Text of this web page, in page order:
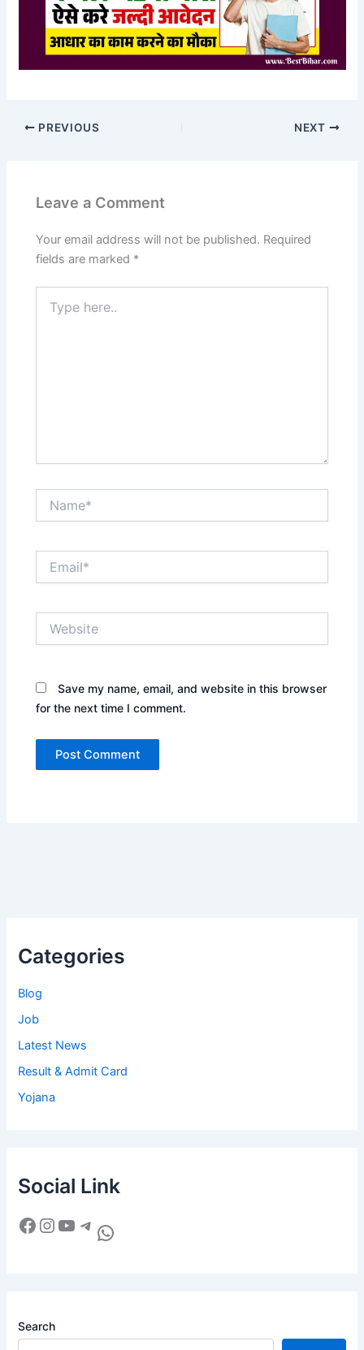
PREVIOUS NEXT
Leave a Comment
Your email address will not be published. Required
fields are marked *
here..
Save my name, email, and website in this browser
for the next time I comment.
Categories
Blog
Job
Latest News
Result & Admit Card
Yojana
Social Link
Search